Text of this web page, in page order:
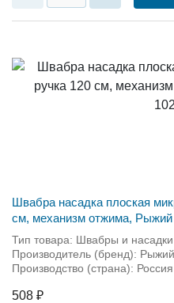
Швабра насадка плоcкая
см, механизм отжима, Рыжий
Тип товара: Швабры и насадки
Производитель (бренд):
Производство (страна): Россия
508 ₽